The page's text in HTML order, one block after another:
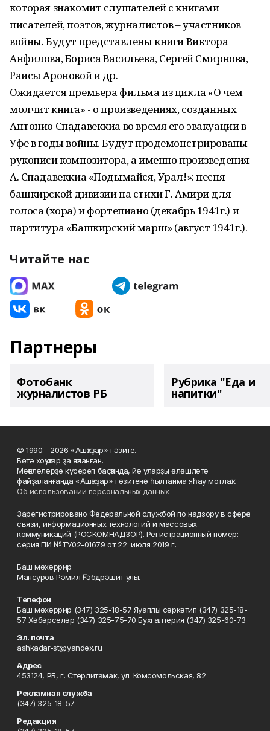
которая знакомит слушателей с книгами
писателей, поэтов, журналистов – участников
войны. Будут представлены книги Виктора
Анфилова, Бориса Васильева, Сергей Смирнова,
Раисы Ароновой и др.
Ожидается премьера фильма из цикла «О чем
молчит книга» - о произведениях, созданных
Антонио Спадавеккиа во время его эвакуации в
Уфе в годы войны. Будут продемонстрированы
рукописи композитора, а именно произведения
А. Спадавеккиа «Подымайся, Урал!»: песня
башкирской дивизии на стихи Г. Амири для
голоса (хора) и фортепиано (декабрь 1941г.) и
партитура «Башкирский марш» (август 1941г.).
Читайте нас
Партнеры
Фотобанк
журналистов РБ
Рубрика "Еда и
напитки"
© 1990 - 2026 «Ашҡаҙар» гәзите.
Бөтә хоҡуҡтар ҙа яҡланған.
Мәҡәләләрҙе күсереп баҫҡанда, йә уларҙы өлөшләтә
файҙаланғанда «Ашҡаҙар» гәзитенә һылтанма яһау мотлаҡ.
Об использовании персональных данных
Зарегистрировано Федеральной службой по надзору в сфере
связи, информационных технологий и массовых
коммуникаций (РОСКОМНАДЗОР). Регистрационный номер:
серия ПИ №ТУ02-01679 от 22 июля 2019 г.
Баш мөхәррир
Мансуров Рәмил Ғәбдрәшит улы.
Телефон
Баш мөхәррир (347) 325-18-57 Яуаплы сәркәтип (347) 325-18-
57 Хәбәрселәр (347) 325-75-70 Бухгалтерия (347) 325-60-73
Эл. почта
ashkadar-st@yandex.ru
Адрес
453124, РБ, г. Стерлитамак, ул. Комсомольская, 82
Рекламная служба
(347) 325-18-57
Редакция